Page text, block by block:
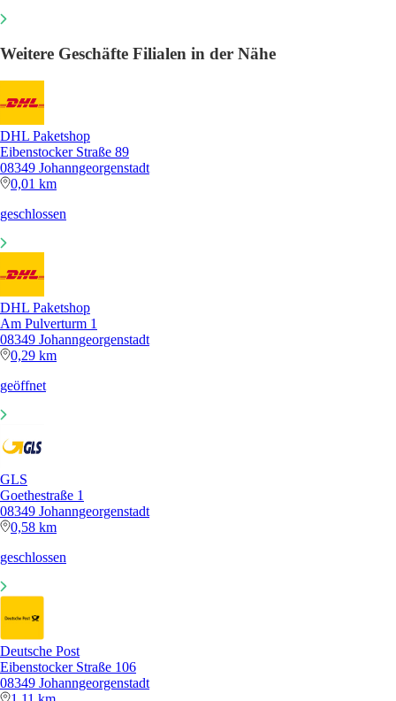
Weitere Geschäfte Filialen in der Nähe
DHL Paketshop
Eibenstocker Straße 89
08349 Johanngeorgenstadt
0,01 km
geschlossen
DHL Paketshop
Am Pulverturm 1
08349 Johanngeorgenstadt
0,29 km
geöffnet
GLS
Goethestraße 1
08349 Johanngeorgenstadt
0,58 km
geschlossen
Deutsche Post
Eibenstocker Straße 106
08349 Johanngeorgenstadt